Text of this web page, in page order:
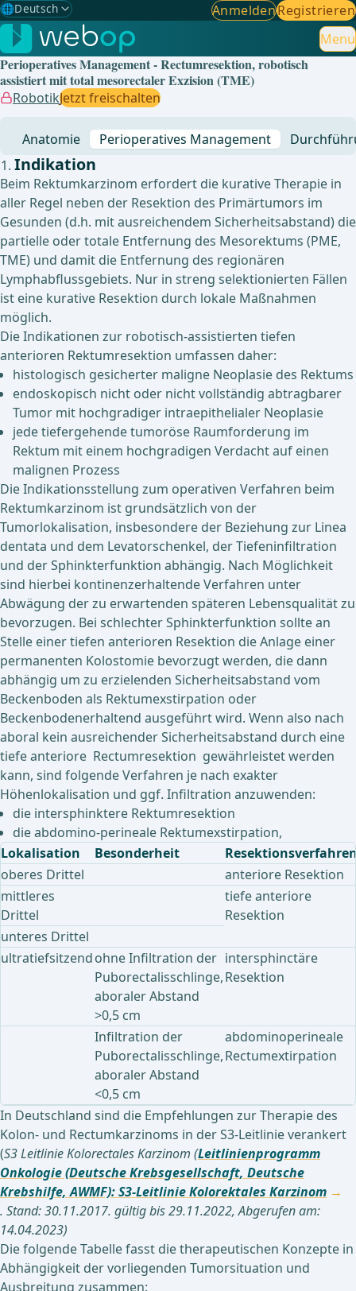
🌐Deutsch
Gewählte Sprache: Deutsch
🇩🇪 Deutsch ✓
🇬🇧English
🇪🇸Spanisch
🇧🇷Brasilianisch
AnmeldenRegistrieren
Menu
Perioperatives Management - Rectumresektion, robotisch
assistiert mit total mesorectaler Exzision (TME)
RobotikJetzt freischalten
Anatomie Perioperatives Management
Indikation
Beim Rektumkarzinom erfordert die kurative Therapie in
aller Regel neben der Resektion des Primärtumors im
Gesunden (d.h. mit ausreichendem Sicherheitsabstand) die
partielle oder totale Entfernung des Mesorektums (PME,
TME) und damit die Entfernung des regionären
Lymphabflussgebiets. Nur in streng selektionierten Fällen
ist eine kurative Resektion durch lokale Maßnahmen
möglich.
Die Indikationen zur robotisch-assistierten tiefen
anterioren Rektumresektion umfassen daher:
histologisch gesicherter maligne Neoplasie des Rektums
endoskopisch nicht oder nicht vollständig abtragbarer
Tumor mit hochgradiger intraepithelialer Neoplasie
jede tiefergehende tumoröse Raumforderung im
Rektum mit einem hochgradigen Verdacht auf einen
malignen Prozess
Die Indikationsstellung zum operativen Verfahren beim
Rektumkarzinom ist grundsätzlich von der
Tumorlokalisation, insbesondere der Beziehung zur Linea
dentata und dem Levatorschenkel, der Tiefeninfiltration
und der Sphinkterfunktion abhängig. Nach Möglichkeit
sind hierbei kontinenzerhaltende Verfahren unter
Abwägung der zu erwartenden späteren Lebensqualität zu
bevorzugen. Bei schlechter Sphinkterfunktion sollte an
Stelle einer tiefen anterioren Resektion die Anlage einer
permanenten Kolostomie bevorzugt werden, die dann
abhängig um zu erzielenden Sicherheitsabstand vom
Beckenboden als Rektumexstirpation oder
Beckenbodenerhaltend ausgeführt wird. Wenn also nach
aboral kein ausreichender Sicherheitsabstand durch eine
tiefe anteriore Rectumresektion gewährleistet werden
kann, sind folgende Verfahren je nach exakter
Höhenlokalisation und ggf. Infiltration anzuwenden:
die intersphinktere Rektumresektion
die abdomino-perineale Rektumexstirpation,
Lokalisation
Besonderheit
oberes Drittel
anteriore Resektion
mittleres
Drittel
tiefe anteriore
Resektion
unteres Drittel
ultratiefsitzendohne Infiltration der
Puborectalisschlinge,
aboraler Abstand
>0,5 cm
intersphinctäre
Resektion
Infiltration der
Puborectalisschlinge,
aboraler Abstand
<0,5 cm
abdominoperineale
Rectumextirpation
In Deutschland sind die Empfehlungen zur Therapie des
Kolon- und Rectumkarzinoms in der S3-Leitlinie verankert
(S3 Leitlinie Kolorectales Karzinom (Leitlinienprogramm
Onkologie (Deutsche Krebsgesellschaft, Deutsche
Krebshilfe, AWMF): S3-Leitlinie Kolorektales Karzinom
. Stand: 30.11.2017. gültig bis 29.11.2022, Abgerufen am:
14.04.2023)
Die folgende Tabelle fasst die therapeutischen Konzepte in
Abhängigkeit der vorliegenden Tumorsituation und
Ausbreitung zusammen: